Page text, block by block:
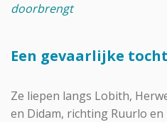
doorbrengt
Een gevaarlijke tocht
Ze liepen langs Lobith,
en Didam, richting Ruurlo